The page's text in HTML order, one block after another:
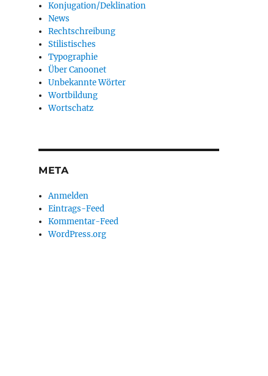
Konjugation/Deklination
News
Rechtschreibung
Stilistisches
Typographie
Über Canoonet
Unbekannte Wörter
Wortbildung
Wortschatz
META
Anmelden
Eintrags-Feed
Kommentar-Feed
WordPress.org